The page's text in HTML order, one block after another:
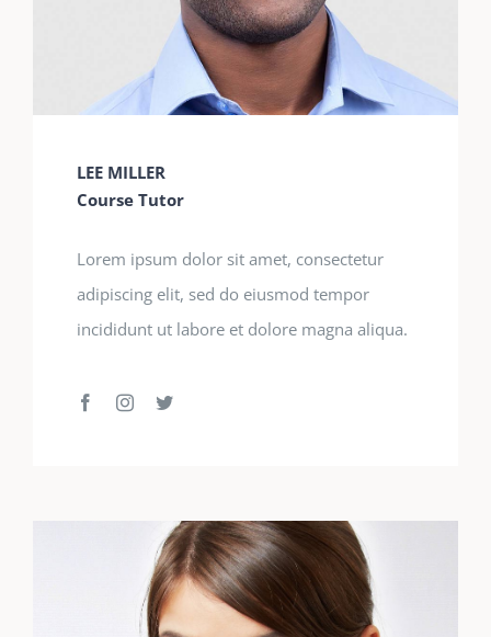
LEE MILLER
Course Tutor
Lorem ipsum dolor sit amet, consectetur
adipiscing elit, sed do eiusmod tempor
incididunt ut labore et dolore magna aliqua.